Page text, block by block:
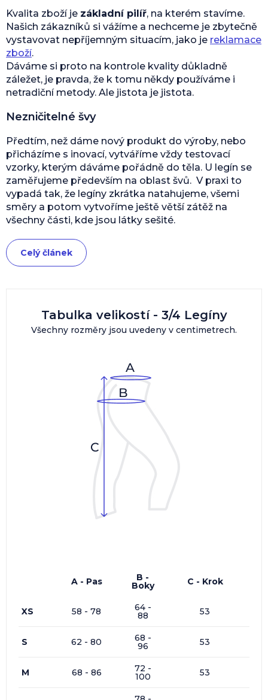
Tabulka velikostí - 3/4 Legíny
Všechny rozměry jsou uvedeny v centimetrech.
A - Pas B -
Boky C - Krok
XS 58 - 78 64 -
88 53
S 62 - 80 68 -
96 53
M 68 - 86 72 -
100 53
Kvalita zboží je základní pilíř, na kterém stavíme.
Našich zákazníků si vážíme a nechceme je zbytečně
vystavovat nepříjemným situacím, jako je reklamace
zboží.
Dáváme si proto na kontrole kvality důkladně
záležet, je pravda, že k tomu někdy používáme i
netradiční metody. Ale jistota je jistota.
Nezničitelné švy
Předtím, než dáme nový produkt do výroby, nebo
přicházíme s inovací, vytváříme vždy testovací
vzorky, kterým dáváme pořádně do těla. U legín se
zaměřujeme především na oblast švů. V praxi to
vypadá tak, že legíny zkrátka natahujeme, všemi
směry a potom vytvoříme ještě větší zátěž na
všechny části, kde jsou látky sešité.
Celý článek